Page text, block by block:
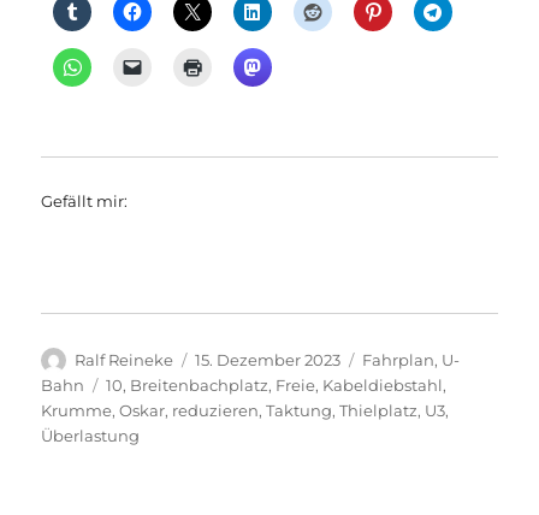
Gefällt mir:
Autor
Ralf Reineke
Veröffentlicht
am
15. Dezember 2023 Kategorien
Fahrplan, U-
Bahn
Schlagwörter
10, Breitenbachplatz, Freie, Kabeldiebstahl,
Krumme,Oskar, reduzieren,Taktung,Thielplatz, U3,
Überlastung